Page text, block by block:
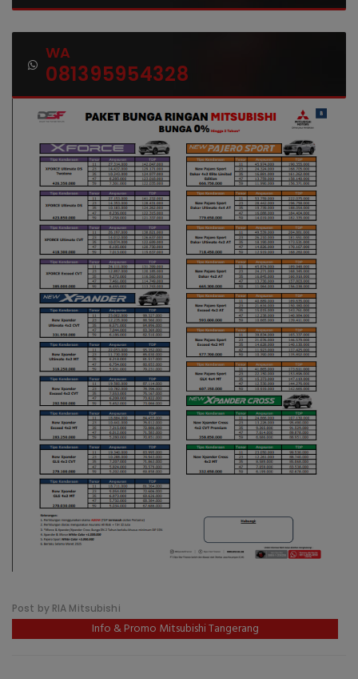
WA
081395954328
Post by RIA Mitsubishi
Info & Promo Mitsubishi Tangerang